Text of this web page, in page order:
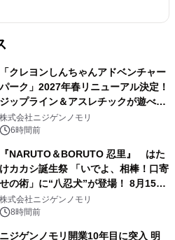
「クレヨンしんちゃんアドベンチャー
パーク」2027年春リニューアル決定！
ジップライン＆アスレチックが遊べる
のは今年が最後！ 「ラスト！ドキがム
ネムネ～大作戦！」始動
株式会社ニジゲンノモリ
6時間前
『NARUTO＆BORUTO 忍里』 はた
けカカシ誕生祭 「いでよ、相棒！口寄
せの術」に“八忍犬”が登場！ 8月15日
（土）より期間限定開催
株式会社ニジゲンノモリ
8時間前
ニジゲンノモリ開業10年目に突入 明